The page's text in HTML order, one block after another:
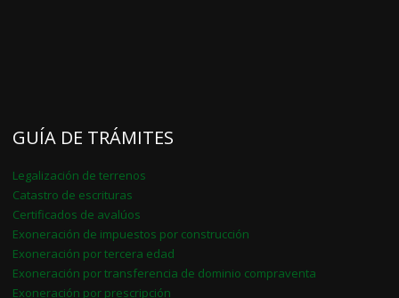
GUÍA DE TRÁMITES
Legalización de terrenos
Catastro de escrituras
Certificados de avalúos
Exoneración de impuestos por construcción
Exoneración por tercera edad
Exoneración por transferencia de dominio compraventa
Exoneración por prescripción